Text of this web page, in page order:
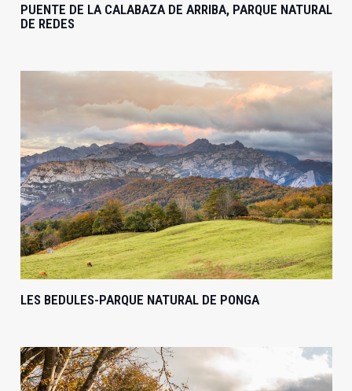
PUENTE DE LA CALABAZA DE ARRIBA, PARQUE NATURAL
DE REDES
LES BEDULES-PARQUE NATURAL DE PONGA